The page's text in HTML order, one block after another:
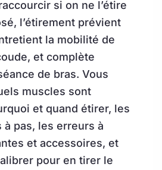
si on ne l’étire
l’étirement prévient
la mobilité de
et complète
de bras. Vous
muscles sont
et quand étirer, les
pas, les erreurs à
et accessoires, et
pour en tirer le